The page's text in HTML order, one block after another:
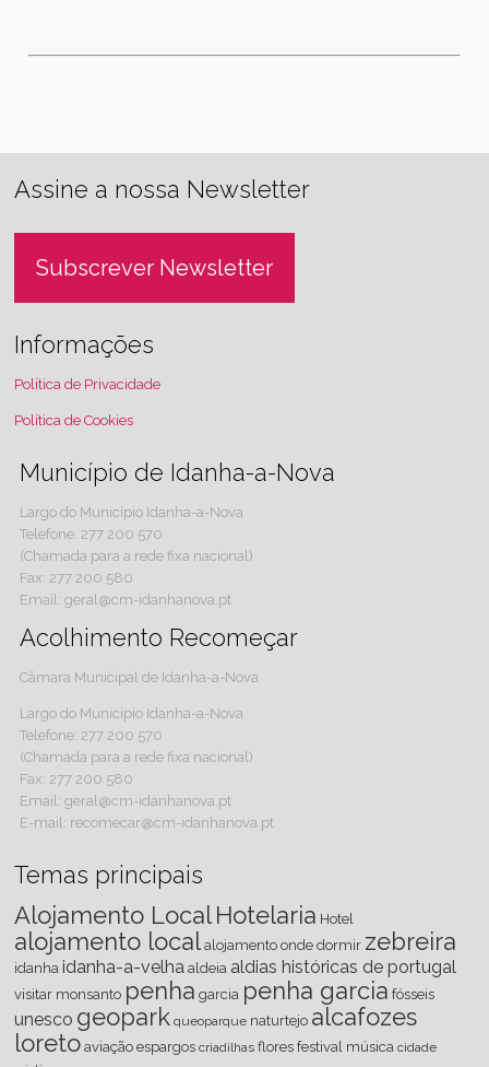
Assine a nossa Newsletter
Subscrever Newsletter
Informações
Política de Privacidade
Política de Cookies
Município de Idanha-a-Nova
Largo do Município Idanha-a-Nova
Telefone: 277 200 570
(Chamada para a rede fixa nacional)
Fax: 277 200 580
Email: geral@cm-idanhanova.pt
Acolhimento Recomeçar
Câmara Municipal de Idanha-a-Nova
Largo do Município Idanha-a-Nova
Telefone: 277 200 570
(Chamada para a rede fixa nacional)
Fax: 277 200 580
Email: geral@cm-idanhanova.pt
E-mail: recomecar@cm-idanhanova.pt
Temas principais
Alojamento LocalHotelaria Hotel
alojamento local alojamento onde dormir zebreira
idanha idanha-a-velha aldeia aldias históricas de portugal
visitar monsanto penha garcia penha garcia fósseis
unesco geopark queoparque naturtejo alcafozes
loreto aviação espargos criadilhas flores festival música cidade